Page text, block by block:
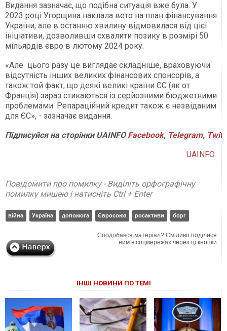
Видання зазначає, що подібна ситуація вже була. У
2023 році Угорщина наклала вето на план фінансування
України, але в останню хвилину відмовилася від цієї
ініціативи, дозволивши схвалити позику в розмірі 50
мільярдів євро в лютому 2024 року.
«Але цього разу це виглядає складніше, враховуючи
відсутність інших великих фінансових спонсорів, а
також той факт, що деякі великі країни ЄС (як от
Франція) зараз стикаються із серйозними бюджетними
проблемами. Репараційний кредит також є незвіданим
для ЄС», - зазначає видання.
ПідписуйсянасторінкиUAINFO Facebook, Telegram,
UAINFO
Повідомити про помилку - Виділіть орфографічну
помилку мишею і натисніть Ctrl + Enter
війна Україна допомога Євросоюз росактиви борг
Сподобався матеріал? Сміливо поділися
ним в соцмережах через ці кнопки
ІНШІ НОВИНИ ПО ТЕМІ